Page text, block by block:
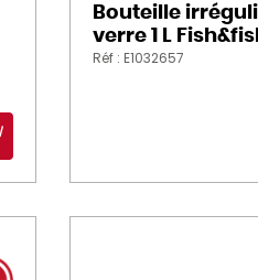
Bouteille
verre 1 L
Réf : E1032657